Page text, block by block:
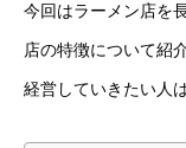
今回はラーメン店を
店の特徴について紹
経営していきたい人